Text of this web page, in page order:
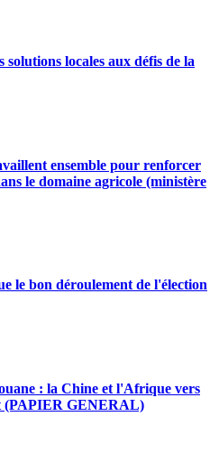
locales aux défis de la
ensemble pour renforcer
le domaine agricole (ministère
le bon déroulement de l'élection
: la Chine et l'Afrique vers
(PAPIER GENERAL)